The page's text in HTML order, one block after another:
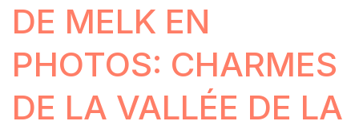
DE MELK EN
PHOTOS: CHARMES
DE LA VALLÉE DE LA